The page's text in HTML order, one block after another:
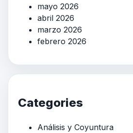
mayo 2026
abril 2026
marzo 2026
febrero 2026
Categories
Análisis y Coyuntura